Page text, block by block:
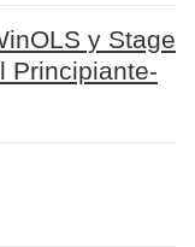
y Stage
Principiante-